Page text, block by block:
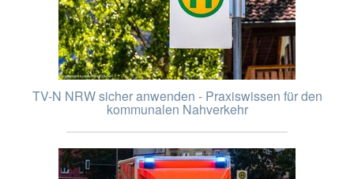
TV-N NRW sicher anwenden - Praxiswissen für den
kommunalen Nahverkehr